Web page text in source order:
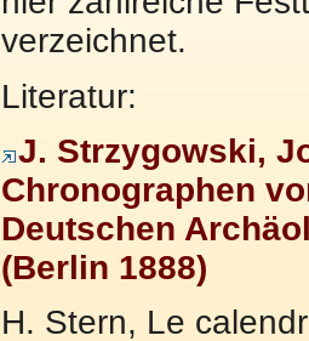
verzeichnet.
Literatur:
J. Strzygowski,
Chronographen
Deutschen
(Berlin 1888)
H. Stern, Le